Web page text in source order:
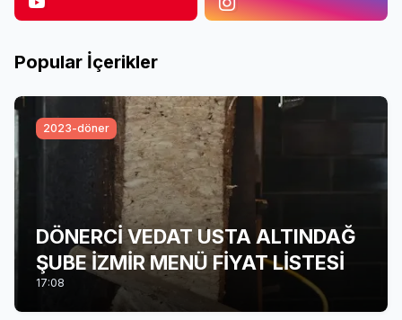
Popular İçerikler
2023-döner
DÖNERCİ VEDAT USTA ALTINDAĞ
ŞUBE İZMİR MENÜ FİYAT LİSTESİ
17:08